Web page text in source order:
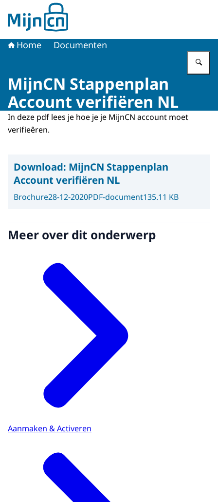
Naar de homepage van MijnCN
Home Documenten
MijnCN Stappenplan
Account verifiëren NL
In deze pdf lees je hoe je je MijnCN account moet
verifieêren.
Download: MijnCN Stappenplan
Account verifiëren NL
Brochure28-12-2020PDF-document135.11 KB
Meer over dit onderwerp
Aanmaken & Activeren